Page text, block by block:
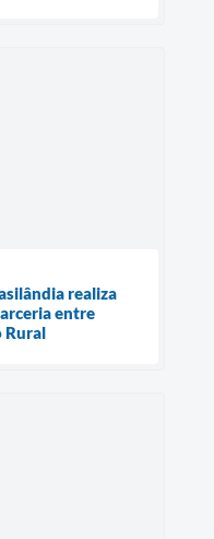
realiza
entre
Rural